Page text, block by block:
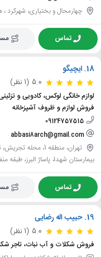
چهارمحال و بختیاری، شهرکرد
تماس
18. ایچیگو
5.0 (1 نظر)
لوازم خانگی لوکس، کادویی و
فروش لوازم و ظروف آشپزخانه
09124757515
abbasi8arch@gmail.com
تهران، منطقه 1،
بیمارستان شهدا، پاساژ البرز، طبقه منفی 1، واحد
تماس
19. حبیب اله رضایی
5.0 (1 نظر)
فروش شکلات و آب نبات، تاجر